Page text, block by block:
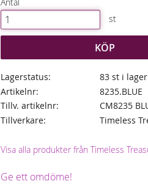
st
KÖP
Lagerstatus
83 st i lager
Artikelnr
8235.BLUE
Tillv. artikelnr
CM8235
Tillverkare
Timeless
Visa alla produkter från Timeless
Ge ett omdöme!